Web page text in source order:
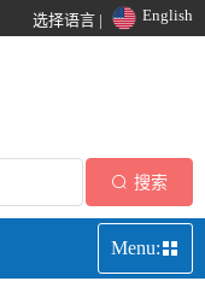
选择语言 | English
搜索
Menu: